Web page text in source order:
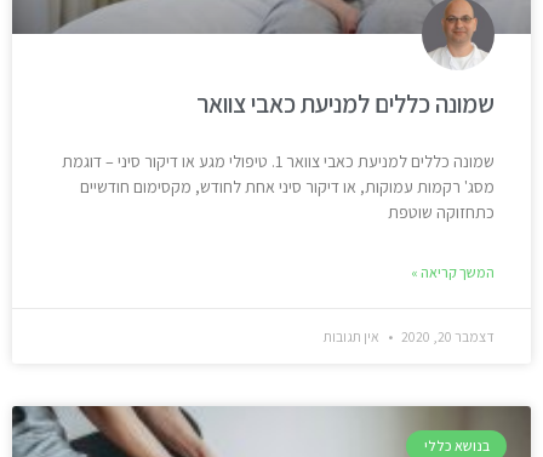
שמונה כללים למניעת כאבי צוואר
שמונה כללים למניעת כאבי צוואר 1. טיפולי מגע או דיקור סיני – דוגמת
מסג' רקמות עמוקות, או דיקור סיני אחת לחודש, מקסימום חודשיים
כתחזוקה שוטפת
המשך קריאה »
דצמבר 20, 2020 אין תגובות
בנושא כללי